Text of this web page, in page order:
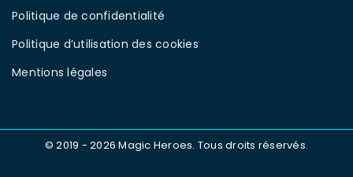
Politique de confidentialité
Politique d’utilisation des cookies
Mentions légales
© 2019 - 2026 Magic Heroes. Tous droits réservés.